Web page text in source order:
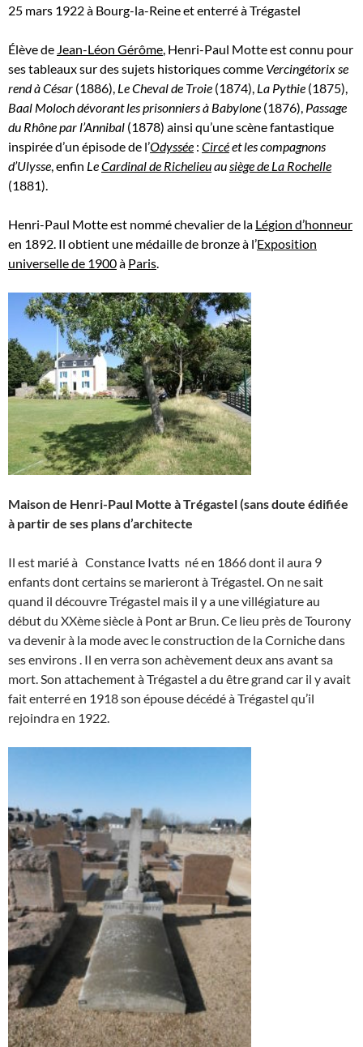
25 mars 1922à Bourg-la-Reine et enterré à Trégastel
Élève de Jean-Léon Gérôme, Henri-Paul Motte est connu pour
ses tableaux sur des sujets historiques comme Vercingétorix se
rend à César (1886), Le Cheval de Troie (1874), La Pythie (1875),
Baal Moloch dévorant les prisonniers à Babylone (1876), Passage
du Rhône par l’Annibal (1878) ainsi qu’une scène fantastique
inspirée d’un épisode de l’Odyssée : Circéet les compagnons
d’Ulysse, enfin LeCardinal de Richelieuausiège de La Rochelle
(1881).
Henri-Paul Motte est nommé chevalier de la Légion d’honneur
en 1892. Il obtient une médaille de bronze à l’Exposition
universelle de 1900à Paris.
Maison de Henri-Paul Motte à Trégastel (sans doute édifiée
à partir de ses plans d’architecte
Il est marié à Constance Ivatts né en 1866 dont il aura 9
enfants dont certains se marieront à Trégastel. On ne sait
quand il découvre Trégastel mais il y a une villégiature au
début du XXème siècle à Pont ar Brun. Ce lieu près de Tourony
va devenir à la mode avec le construction de la Corniche dans
ses environs . Il en verra son achèvement deux ans avant sa
mort. Son attachement à Trégastel a du être grand car il y avait
fait enterré en 1918 son épouse décédé à Trégastel qu’il
rejoindra en 1922.